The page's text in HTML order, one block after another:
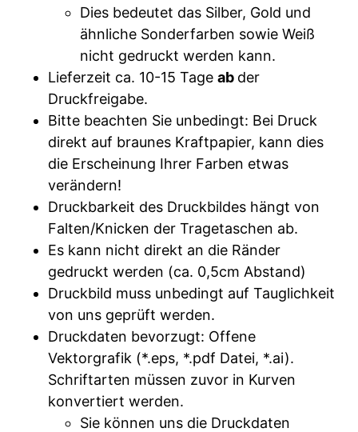
Dies bedeutet das Silber, Gold und
ähnliche Sonderfarben sowie Weiß
nicht gedruckt werden kann.
Lieferzeit ca. 10-15 Tage ab der
Druckfreigabe.
Bitte beachten Sie unbedingt: Bei Druck
direkt auf braunes Kraftpapier, kann dies
die Erscheinung Ihrer Farben etwas
verändern!
Druckbarkeit des Druckbildes hängt von
Falten/Knicken der Tragetaschen ab.
Es kann nicht direkt an die Ränder
gedruckt werden (ca. 0,5cm Abstand)
Druckbild muss unbedingt auf Tauglichkeit
von uns geprüft werden.
Druckdaten bevorzugt: Offene
Vektorgrafik (*.eps, *.pdf Datei, *.ai).
Schriftarten müssen zuvor in Kurven
konvertiert werden.
Sie können uns die Druckdaten